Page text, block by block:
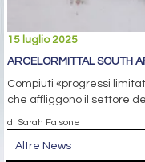
15 luglio 2025
ARCELORMITTAL SOUTH
Compiuti «progressi
che affliggono il settore
di Sarah Falsone
Altre News